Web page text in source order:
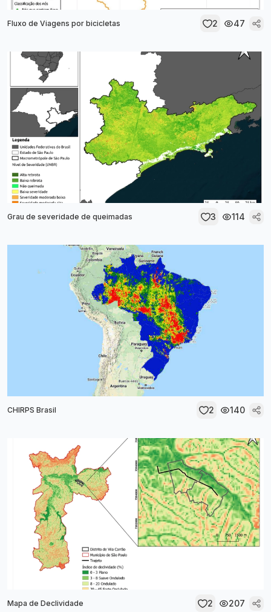
Fluxo de Viagens por bicicletas 2 47
Grau de severidade de queimadas 3 114
CHIRPS Brasil 2 140
Mapa de Declividade 2 207